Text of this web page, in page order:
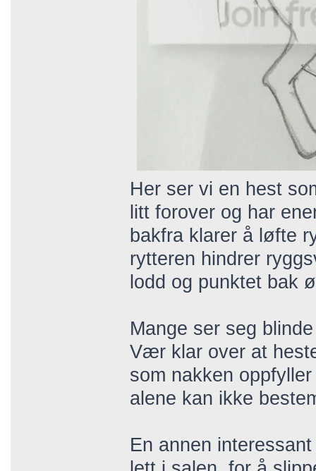
Her ser vi en hest
litt forover og har
bakfra klarer å løfte
rytteren hindrer
lodd og punktet bak
Mange ser seg
Vær klar over at
som nakken
alene kan ikke
En annen